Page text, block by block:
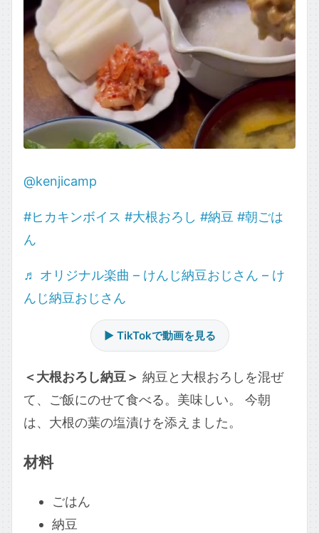
@kenjicamp
#ヒカキンボイス #大根おろし #納豆 #朝ごは
ん
♬ オリジナル楽曲 – けんじ納豆おじさん – け
んじ納豆おじさん
▶ TikTokで動画を見る
＜大根おろし納豆＞ 納豆と大根おろしを混ぜ
て、ご飯にのせて食べる。美味しい。 今朝
は、大根の葉の塩漬けを添えました。
材料
ごはん
納豆